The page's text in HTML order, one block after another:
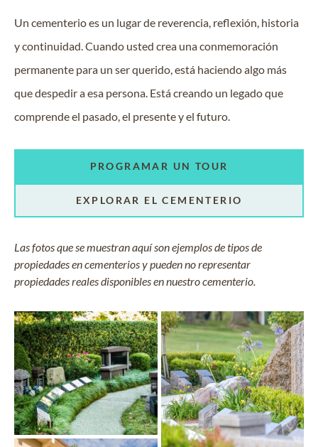
Un cementerio es un lugar de reverencia, reflexión, historia
y continuidad. Cuando usted crea una conmemoración
permanente para un ser querido, está haciendo algo más
que despedir a esa persona. Está creando un legado que
comprende el pasado, el presente y el futuro.
PROGRAMAR UN TOUR
EXPLORAR EL CEMENTERIO
Las fotos que se muestran aquí son ejemplos de tipos de
propiedades en cementerios y pueden no representar
propiedades reales disponibles en nuestro cementerio.